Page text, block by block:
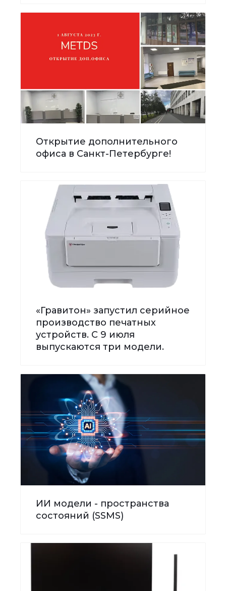
Открытие дополнительного
офиса в Санкт-Петербурге!
«Гравитон» запустил серийное
производство печатных
устройств. С 9 июля
выпускаются три модели.
ИИ модели - пространства
состояний (SSMS)